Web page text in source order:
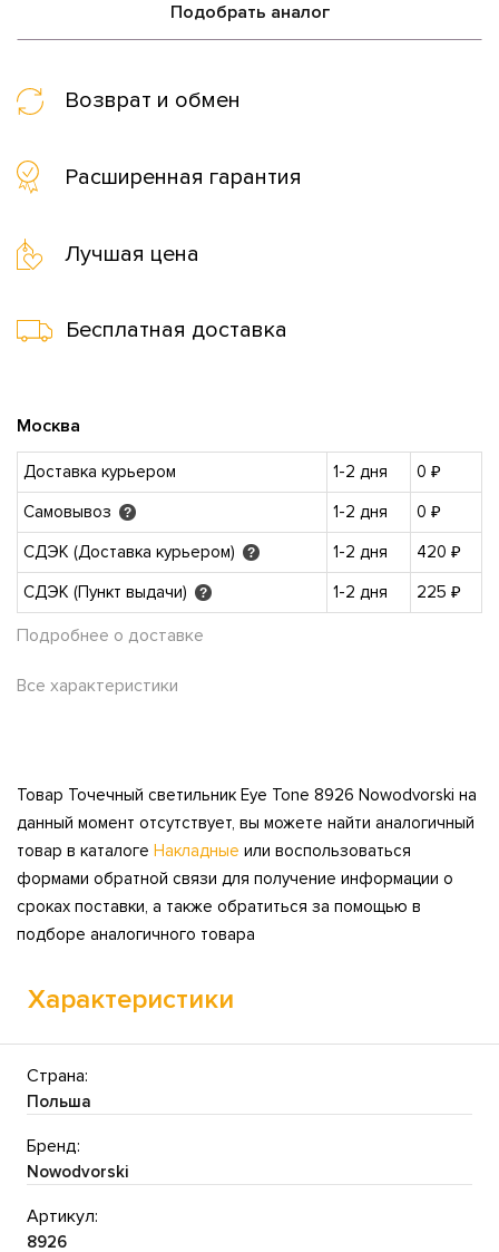
Подобрать аналог
Возврат и обмен
Расширенная гарантия
Лучшая цена
Бесплатная доставка
Москва
Доставка курьером 1-2 дня
0 ₽
Самовывоз
? 1-2 дня
0 ₽
СДЭК (Доставка курьером)
? 1-2 дня
420 ₽
СДЭК (Пункт выдачи)
? 1-2 дня 225 ₽
Подробнее о доставке
Все характеристики
Товар Точечный светильник Eye Tone 8926 Nowodvorski на
данный момент отсутствует, вы можете найти аналогичный
товар в каталоге Накладные или воспользоваться
формами обратной связи для получение информации о
сроках поставки, а также обратиться за помощью в
подборе аналогичного товара
Характеристики
Страна:
Польша
Бренд:
Nowodvorski
Артикул:
8926